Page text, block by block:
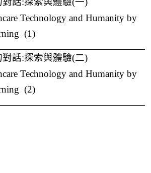
Technology and Humanity by
(1)
對話:探索與體驗(二)
Technology and Humanity by
(2)